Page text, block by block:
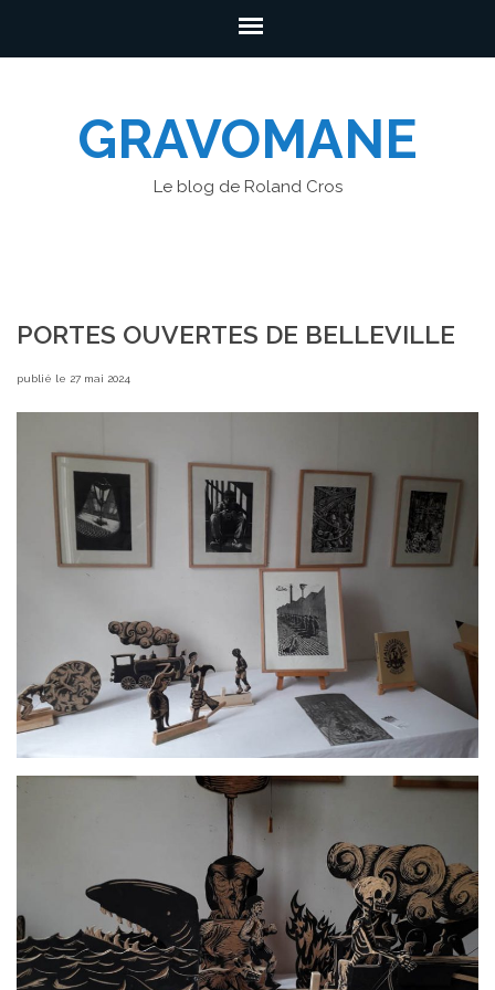
GRAVOMANE
Le blog de Roland Cros
PORTES OUVERTES DE BELLEVILLE
publié le 27 mai 2024